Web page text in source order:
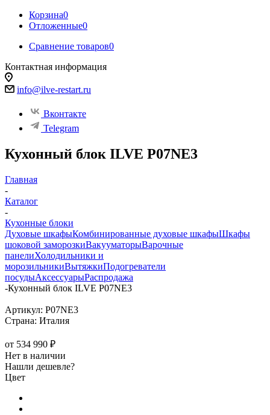
Корзина0
Отложенные0
Сравнение товаров0
Контактная информация
info@ilve-restart.ru
Вконтакте
Telegram
Кухонный блок ILVE P07NE3
Главная
-
Каталог
-
Кухонные блоки
Духовые шкафыКомбинированные духовые шкафыШкафы
шоковой заморозкиВакууматорыВарочные
панелиХолодильники и
морозильникиВытяжкиПодогреватели
посудыАксессуарыРаспродажа
-Кухонный блок ILVE P07NE3
Артикул: P07NE3
Страна: Италия
от 534 990 ₽
Нет в наличии
Нашли дешевле?
Цвет